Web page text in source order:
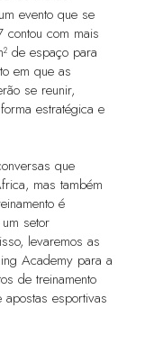
evento que se
com mais
de espaço para
em que as
se reunir,
estratégica e
que
mas também
é
setor
levaremos as
Academy para a
de treinamento
esportivas